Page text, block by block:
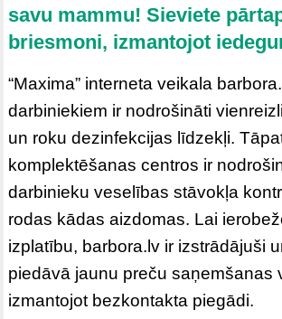
savu mammu! Sieviete
briesmoni, izmantojot
“Maxima” interneta veikala
darbiniekiem ir nodrošināti
un roku dezinfekcijas līdzekļi.
komplektēšanas centros ir
darbinieku veselības stāvokļa
rodas kādas aizdomas. Lai
izplatību, barbora.lv ir izstrādājuši
piedāvā jaunu preču saņemšanas
izmantojot bezkontakta piegādi.